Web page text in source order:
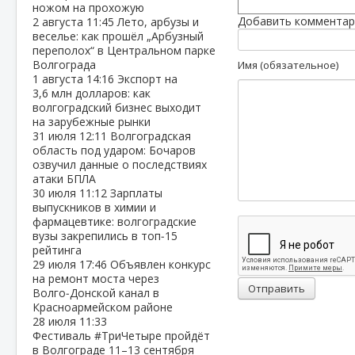
ножом на прохожую
2 августа 11:45Лето, арбузы и
веселье: как прошёл „Арбузный
переполох“ в Центральном парке
Волгограда
1 августа 14:16 Экспорт на
3,6 млн долларов: как
волгоградский бизнес выходит
на зарубежные рынки
31 июля 12:11 Волгоградская
область под ударом: Бочаров
озвучил данные о последствиях
атаки БПЛА
30 июля 11:12 Зарплаты
выпускников в химии и
фармацевтике: волгоградские
вузы закрепились в топ‑15
рейтинга
29 июля 17:46 Объявлен конкурс
на ремонт моста через
Волго‑Донской канал в
Красноармейском районе
28 июля 11:33
Фестиваль #ТриЧетыре пройдёт
в Волгограде 11–13 сентября
Добавить
Имя (обязательное)
Отправить